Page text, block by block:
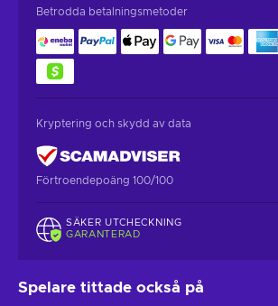
Betrodda betalningsmetoder
Kryptering och skydd av data
Förtroendepoäng 100/100
SÄKER UTCHECKNING
GARANTERAD
Spelare tittade också på